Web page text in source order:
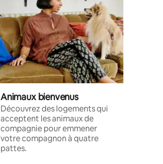
Animaux bienvenus
Découvrez des logements qui
acceptent les animaux de
compagnie pour emmener
votre compagnon à quatre
pattes.